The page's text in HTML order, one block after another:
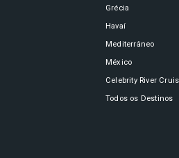
Grécia
Havaí
Mediterrâneo
México
Celebrity River
Todos os Destinos